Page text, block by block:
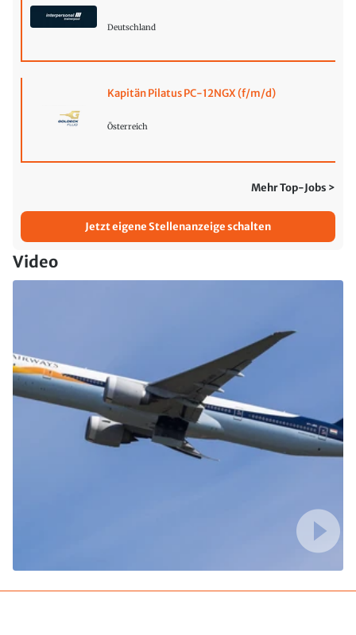
Deutschland
Kapitän Pilatus PC-12NGX (f/m/d)
Österreich
Mehr Top-Jobs >
Jetzt eigene Stellenanzeige schalten
Video